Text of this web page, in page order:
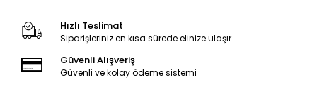
Hızlı Teslimat
Siparişleriniz en kısa sürede elinize ulaşır.
Güvenli Alışveriş
Güvenli ve kolay ödeme sistemi